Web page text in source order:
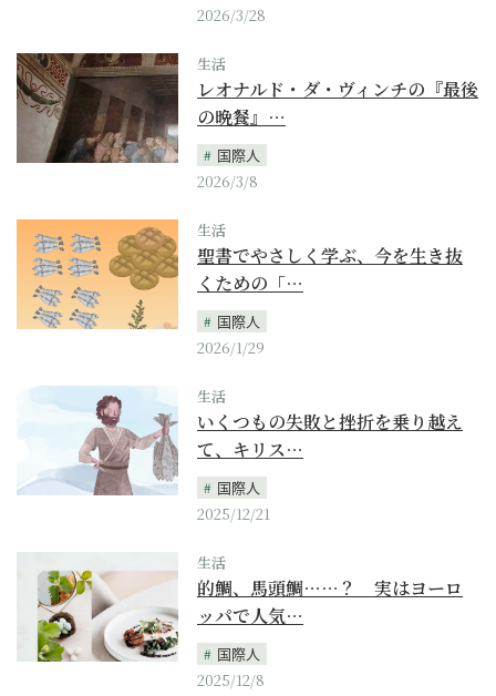
2026/3/28
生活
レオナルド・ダ・ヴィンチの『最後
の晩餐』…
国際人
2026/3/8
生活
聖書でやさしく学ぶ、今を生き抜
くための「…
国際人
2026/1/29
生活
いくつもの失敗と挫折を乗り越え
て、キリス…
国際人
2025/12/21
生活
的鯛、馬頭鯛……？ 実はヨーロ
ッパで人気…
国際人
2025/12/8